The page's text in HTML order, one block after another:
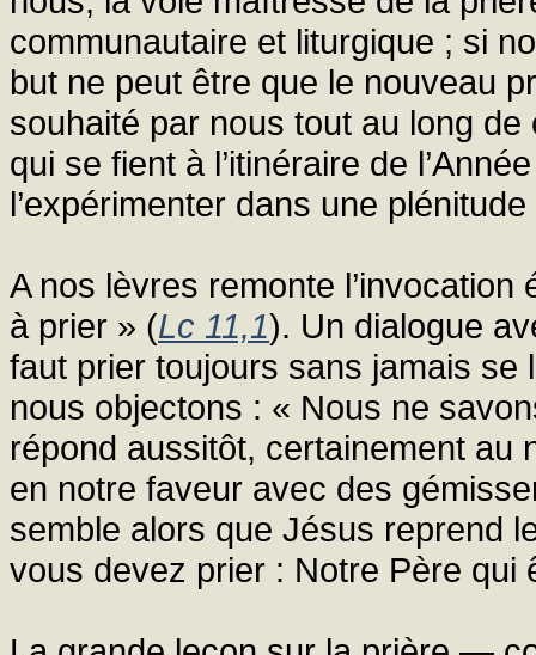
communautaire et liturgique ; si
but ne peut être que le nouveau
souhaité par nous tout au long
qui se fient à l’itinéraire de
l’expérimenter dans une
A nos lèvres remonte
à prier » (Lc 11,1). Un dialogue
faut prier toujours sans jamais se
nous objectons : « Nous ne
répond aussitôt, certainement au
en notre faveur avec des
semble alors que Jésus reprend
vous devez prier : Notre Père qui